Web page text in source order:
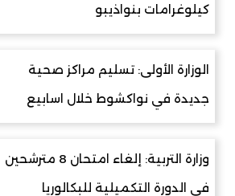
كيلوغرامات بنواذيبو
الوزارة الأولى: تسليم مراكز صحية
جديدة في نواكشوط خلال اسابيع
وزارة التربية: إلغاء امتحان 8 مترشحين
في الدورة التكميلية للبكالوريا